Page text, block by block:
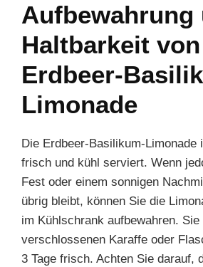
Aufbewahrung
Haltbarkeit von
Erdbeer-
Limonade
Die Erdbeer-Basilikum-Limonade
frisch und kühl serviert. Wenn
Fest oder einem sonnigen
übrig bleibt, können Sie die
im Kühlschrank aufbewahren.
verschlossenen Karaffe oder
3 Tage frisch. Achten Sie darauf,